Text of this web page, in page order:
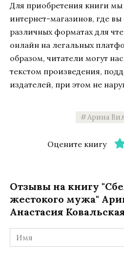
Для приобретения книги
интернет-магазинов, где
различных форматах для
онлайн на легальных
образом, читатели могут
текстом произведения,
издателей, при этом не
Арина
Оцените книгу
Отзывы на книгу
жестокого мужа"
Анастасия
Имя
*